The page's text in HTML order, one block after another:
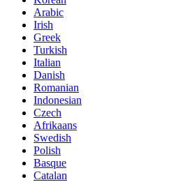
Arabic
Irish
Greek
Turkish
Italian
Danish
Romanian
Indonesian
Czech
Afrikaans
Swedish
Polish
Basque
Catalan